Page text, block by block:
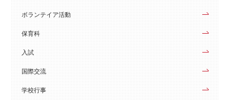
ボランテイア活動
保育科
入試
国際交流
学校行事